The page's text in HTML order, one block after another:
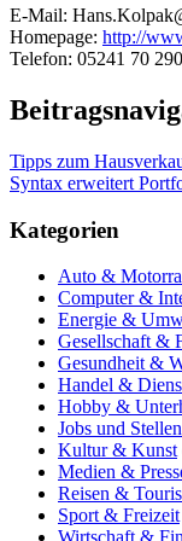
E-Mail:
Homepage: http://
Telefon: 05241 70
Tipps zum
Syntax erweitert
Kategorien
Auto &
Computer &
Energie &
Gesellschaft &
Gesundheit &
Handel &
Hobby &
Jobs und
Kultur & Kunst
Medien &
Reisen &
Sport & Freizeit